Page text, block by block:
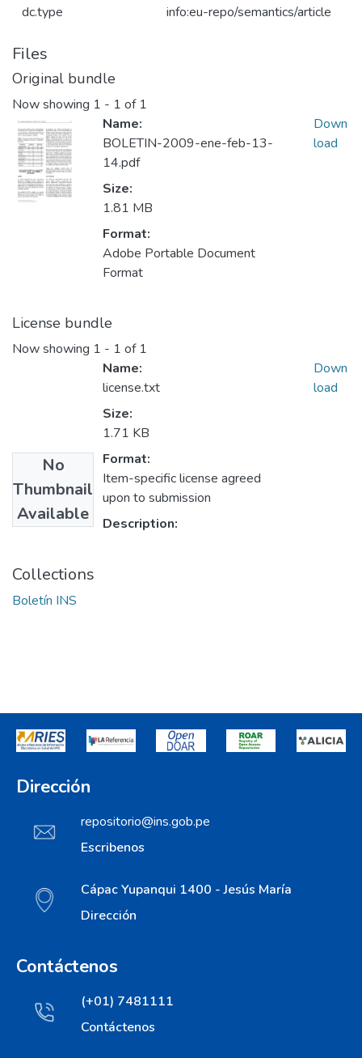
dc.type info:eu-repo/semantics/article
Files
Original bundle
Now showing 1 - 1 of 1
Name:
BOLETIN-2009-ene-feb-13-
14.pdf
Size:
1.81 MB
Format:
Adobe Portable Document
Format
Down
load
License bundle
Now showing 1 - 1 of 1
No
Thumbnail
Available
Name:
license.txt
Size:
1.71 KB
Format:
Item-specific license agreed
upon to submission
Description:
Down
load
Collections
Boletín INS
Dirección
repositorio@ins.gob.pe
Escribenos
Cápac Yupanqui 1400 - Jesús María
Dirección
Contáctenos
(+01) 7481111
Contáctenos